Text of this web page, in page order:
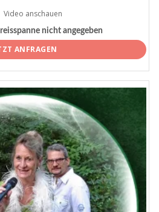
Video anschauen
nicht angegeben
ANFRAGEN